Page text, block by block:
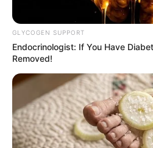
Gesund
GLYCOGEN SUPPORT
Endocrinologist: If You Have
Removed!